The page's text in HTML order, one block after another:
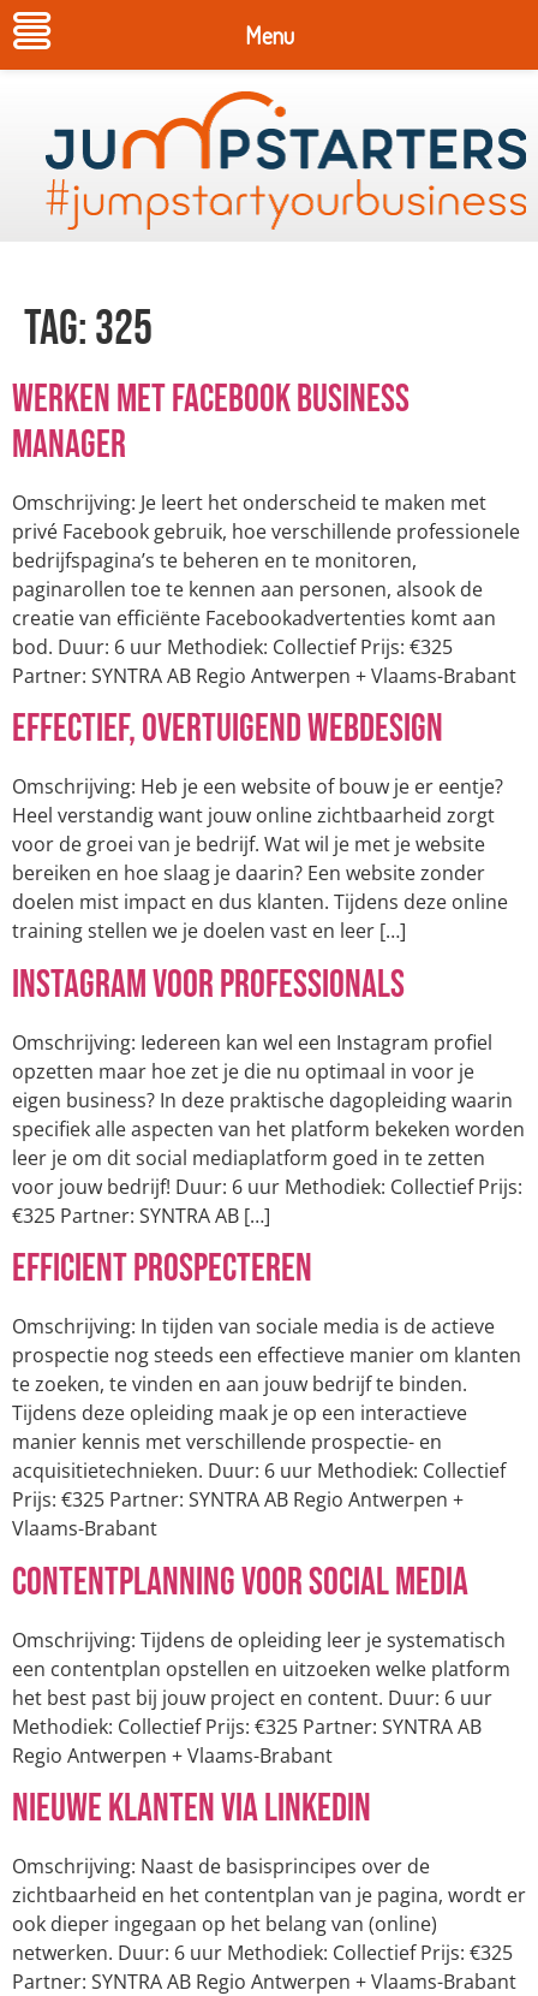
Tag:325
Werken met Facebook Business
Manager
Omschrijving: Je leert het onderscheid te maken met
privé Facebook gebruik, hoe verschillende professionele
bedrijfspagina’s te beheren en te monitoren,
paginarollen toe te kennen aan personen, alsook de
creatie van efficiënte Facebookadvertenties komt aan
bod. Duur: 6 uur Methodiek: Collectief Prijs: €325
Partner: SYNTRA AB Regio Antwerpen + Vlaams-Brabant
Effectief, overtuigend webdesign
Omschrijving: Heb je een website of bouw je er eentje?
Heel verstandig want jouw online zichtbaarheid zorgt
voor de groei van je bedrijf. Wat wil je met je website
bereiken en hoe slaag je daarin? Een website zonder
doelen mist impact en dus klanten. Tijdens deze online
training stellen we je doelen vast en leer […]
Instagram voor professionals
Omschrijving: Iedereen kan wel een Instagram profiel
opzetten maar hoe zet je die nu optimaal in voor je
eigen business? In deze praktische dagopleiding waarin
specifiek alle aspecten van het platform bekeken worden
leer je om dit social mediaplatform goed in te zetten
voor jouw bedrijf! Duur: 6 uur Methodiek: Collectief Prijs:
€325 Partner: SYNTRA AB […]
Efficient Prospecteren
Omschrijving: In tijden van sociale media is de actieve
prospectie nog steeds een effectieve manier om klanten
te zoeken, te vinden en aan jouw bedrijf te binden.
Tijdens deze opleiding maak je op een interactieve
manier kennis met verschillende prospectie- en
acquisitietechnieken. Duur: 6 uur Methodiek: Collectief
Prijs: €325 Partner: SYNTRA AB Regio Antwerpen +
Vlaams-Brabant
Contentplanning voor social media
Omschrijving: Tijdens de opleiding leer je systematisch
een contentplan opstellen en uitzoeken welke platform
het best past bij jouw project en content. Duur: 6 uur
Methodiek: Collectief Prijs: €325 Partner: SYNTRA AB
Regio Antwerpen + Vlaams-Brabant
Nieuwe klanten via LinkedIn
Omschrijving: Naast de basisprincipes over de
zichtbaarheid en het contentplan van je pagina, wordt er
ook dieper ingegaan op het belang van (online)
netwerken. Duur: 6 uur Methodiek: Collectief Prijs: €325
Partner: SYNTRA AB Regio Antwerpen + Vlaams-Brabant
Menu